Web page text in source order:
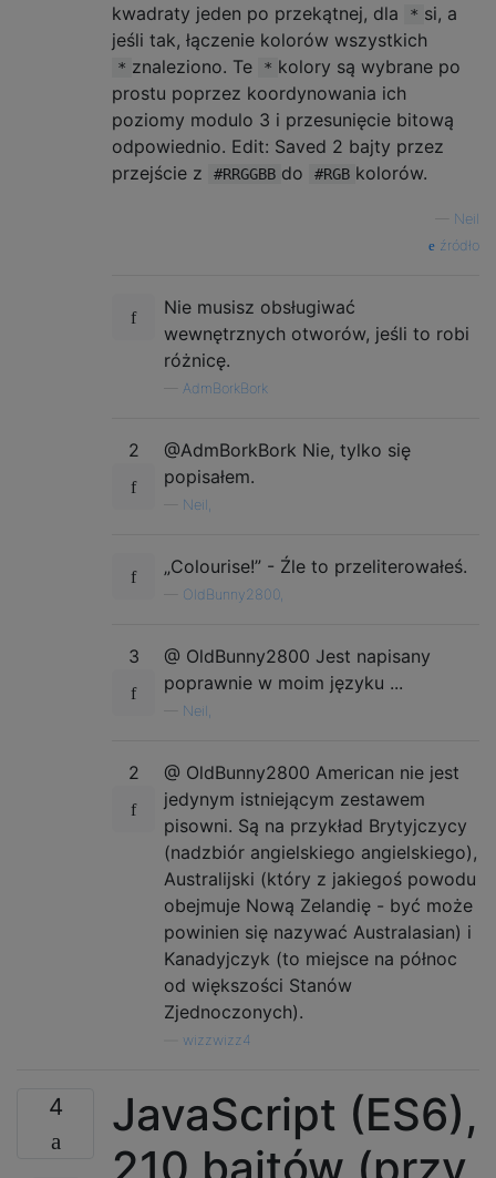
kwadraty jeden po przekątnej, dla
* si, a
jeśli tak, łączenie kolorów wszystkich
* znaleziono. Te * kolory są wybrane po
prostu poprzez koordynowania ich
poziomy modulo 3 i przesunięcie bitową
odpowiednio. Edit: Saved 2 bajty przez
przejście z
#RRGGBB do #RGB kolorów.
Neil
źródło
Nie musisz obsługiwać
wewnętrznych otworów, jeśli to robi
różnicę.
AdmBorkBork
2
@AdmBorkBork Nie, tylko się
popisałem.
Neil,
„Colourise!” - Źle to przeliterowałeś.
OldBunny2800,
3
@ OldBunny2800 Jest napisany
poprawnie w moim języku ...
Neil,
2
@ OldBunny2800 American nie jest
jedynym istniejącym zestawem
pisowni. Są na przykład Brytyjczycy
(nadzbiór angielskiego angielskiego),
Australijski (który z jakiegoś powodu
obejmuje Nową Zelandię - być może
powinien się nazywać Australasian) i
Kanadyjczyk (to miejsce na północ
od większości Stanów
Zjednoczonych).
wizzwizz4
4
JavaScript (ES6),